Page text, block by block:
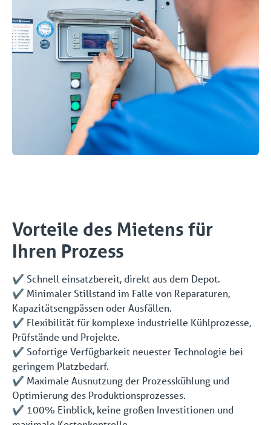
Vorteile des Mietens für
Ihren Prozess
✔️ Schnell einsatzbereit, direkt aus dem Depot.
✔️ Minimaler Stillstand im Falle von Reparaturen,
Kapazitätsengpässen oder Ausfällen.
✔️ Flexibilität für komplexe industrielle Kühlprozesse,
Prüfstände und Projekte.
✔️ Sofortige Verfügbarkeit neuester Technologie bei
geringem Platzbedarf.
✔️ Maximale Ausnutzung der Prozesskühlung und
Optimierung des Produktionsprozesses.
✔️ 100% Einblick, keine großen Investitionen und